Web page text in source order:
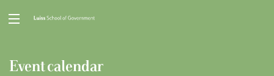
Event calendar